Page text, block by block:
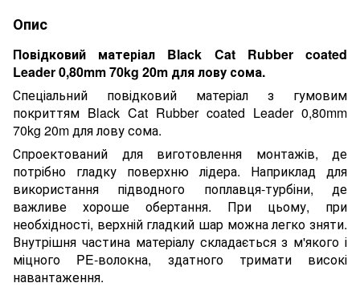
Опис
Повідковий матеріал Black Cat Rubber coated
Leader 0,80mm 70kg 20m для лову сома.
Спеціальний повідковий матеріал з гумовим
покриттям Black Cat Rubber coated Leader 0,80mm
70kg 20m для лову сома.
Спроектований для виготовлення монтажів, де
потрібно гладку поверхню лідера. Наприклад для
використання підводного поплавця-турбіни, де
важливе хороше обертання. При цьому, при
необхідності, верхній гладкий шар можна легко зняти.
Внутрішня частина матеріалу складається з м'якого і
міцного PE-волокна, здатного тримати високі
навантаження.